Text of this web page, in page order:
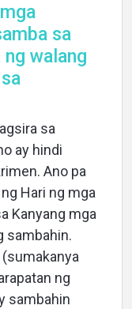
sa
walang
sa
ay hindi
Ano pa
Hari ng mga
Kanyang mga
sambahin.
ng
sambahin